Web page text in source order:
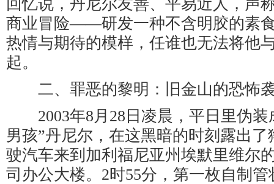
回忆说，丹尼尔友善、平易近人，声
商业冒险——研发一种不含明胶的素
热情与期待的模样，任谁也无法将他
起。
二、罪恶的黎明：旧金山的恐怖
2003年8月28日凌晨，平日里伪装
男孩”丹尼尔，在这黑暗的时刻露出
驶汽车来到加利福尼亚州埃默里维尔
司办公大楼。2时55分，第一枚自制